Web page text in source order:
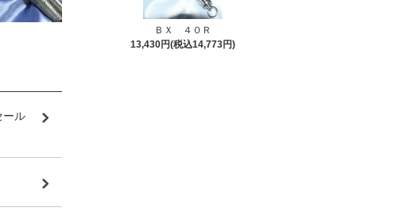
ＢＸ ４０Ｒ
13,430円(税込14,773円)
ール